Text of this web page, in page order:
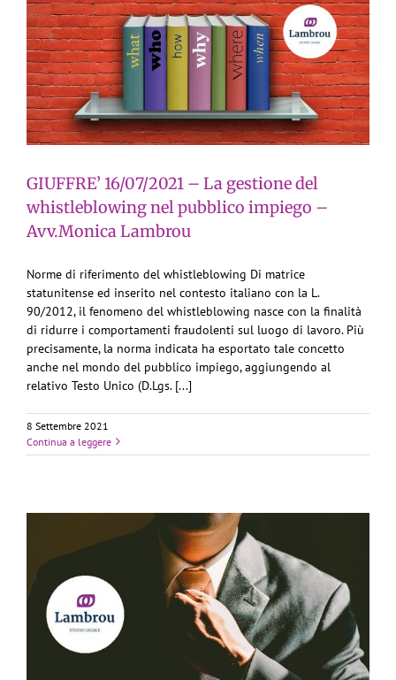
GIUFFRE’ 16/07/2021 – La gestione del
whistleblowing nel pubblico impiego –
Avv.Monica Lambrou
Norme di riferimento del whistleblowing Di matrice
statunitense ed inserito nel contesto italiano con la L.
90/2012, il fenomeno del whistleblowing nasce con la finalità
di ridurre i comportamenti fraudolenti sul luogo di lavoro. Più
precisamente, la norma indicata ha esportato tale concetto
anche nel mondo del pubblico impiego, aggiungendo al
relativo Testo Unico (D.Lgs. [...]
8 Settembre 2021
Continua a leggere